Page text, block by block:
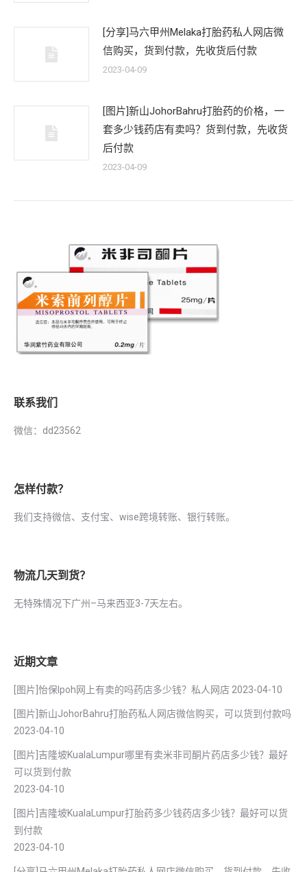
[分享]马六甲州Melaka打胎药私人网店微
信购买，货到付款，先收货后付款
2023-04-09
[图片]新山JohorBahru打胎药的价格，一
套多少钱药店有卖吗？货到付款，先收货
后付款
2023-04-09
联系我们
微信：dd23562
怎样付款？
我们支持微信、支付宝、wise跨境转账、银行转账。
物流几天到货？
无特殊情况下广州–马来西亚3-7天左右。
近期文章
[图片]怡保lpoh网上有卖的吗药店多少钱？私人网店 2023-04-10
[图片]新山JohorBahru打胎药私人网店微信购买，可以货到付款吗
2023-04-10
[图片]吉隆坡KualaLumpur哪里有卖米非司酮片药店多少钱？最好
可以货到付款
2023-04-10
[图片]吉隆坡KualaLumpur打胎药多少钱药店多少钱？最好可以货
到付款
2023-04-10